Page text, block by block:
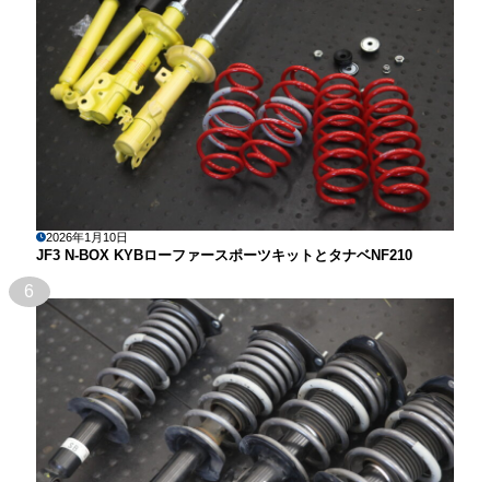
2026年1月10日
JF3 N-BOX KYBローファースポーツキットとタナベNF210
6